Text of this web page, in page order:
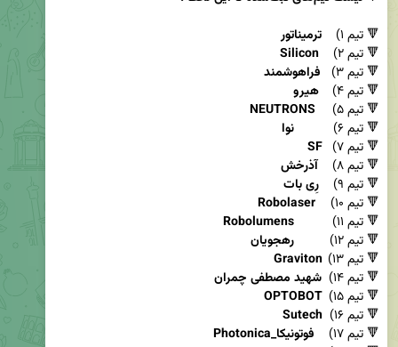
🔻 تیم ۱)
ترمیناتور
🔻 تیم ۲)
Silicon
🔻 تیم ۳)
فراهوشمند
🔻 تیم ۴)
هیرو
🔻 تیم ۵)
NEUTRONS
🔻 تیم ۶)
نوا
🔻 تیم ۷)
SF
🔻 تیم ۸)
آذرخش
🔻 تیم ۹)
رِی بات
🔻 تیم ۱۰)
Robolaser
🔻 تیم ۱۱)
Robolumens
🔻 تیم ۱۲)
رهجویان
🔻 تیم ۱۳)
Graviton
🔻 تیم ۱۴)
شهید مصطفی چمران
🔻 تیم ۱۵)
OPTOBOT
🔻 تیم ۱۶)
Sutech
🔻 تیم ۱۷)
Photonica_فوتونیکا